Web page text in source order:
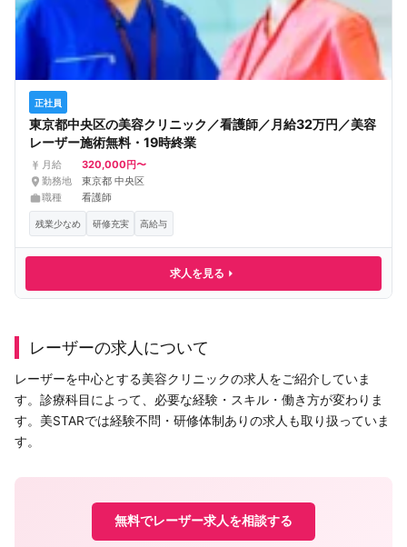
正社員
東京都中央区の美容クリニック／看護師／月給32万円／美容
レーザー施術無料・19時終業
月給 320,000円〜
勤務地
東京都 中央区
職種
看護師
残業少なめ 研修充実 高給与
求人を見る
レーザーの求人について
レーザーを中心とする美容クリニックの求人をご紹介していま
す。診療科目によって、必要な経験・スキル・働き方が変わりま
す。美STARでは経験不問・研修体制ありの求人も取り扱っていま
す。
無料でレーザー求人を相談する